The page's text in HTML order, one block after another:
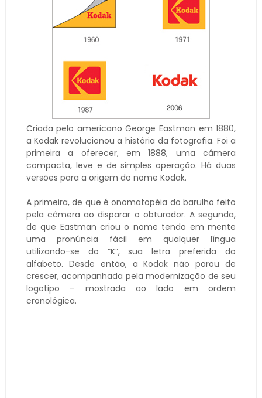
Criada pelo americano George Eastman em 1880,
a Kodak revolucionou a história da fotografia. Foi a
primeira a oferecer, em 1888, uma câmera
compacta, leve e de simples operação. Há duas
versões para a origem do nome Kodak.
A primeira, de que é onomatopéia do barulho feito
pela câmera ao disparar o obturador. A segunda,
de que Eastman criou o nome tendo em mente
uma pronúncia fácil em qualquer língua
utilizando-se do “K”, sua letra preferida do
alfabeto. Desde então, a Kodak não parou de
crescer, acompanhada pela modernização de seu
logotipo – mostrada ao lado em ordem
cronológica.